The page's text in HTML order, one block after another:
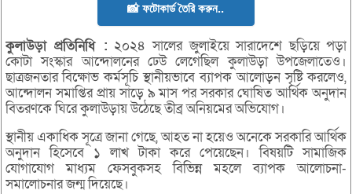
📸 ফটোকার্ড তৈরি করুন..
কুলাউড়াপ্রতিনিধি : ২০২৪ সালের জুলাইয়ে সারাদেশে ছড়িয়ে পড়া
কোটা সংস্কার আন্দোলনের ঢেউ লেগেছিল কুলাউড়া উপজেলাতেও।
ছাত্রজনতার বিক্ষোভ কর্মসূচি স্থানীয়ভাবে ব্যাপক আলোড়ন সৃষ্টি করলেও,
আন্দোলন সমাপ্তির প্রায় সাড়ে ৯ মাস পর সরকার ঘোষিত আর্থিক অনুদান
বিতরণকে ঘিরে কুলাউড়ায় উঠেছে তীব্র অনিয়মের অভিযোগ।
স্থানীয় একাধিক সূত্রে জানা গেছে, আহত না হয়েও অনেকে সরকারি আর্থিক
অনুদান হিসেবে ১ লাখ টাকা করে পেয়েছেন। বিষয়টি সামাজিক
যোগাযোগ মাধ্যম ফেসবুকসহ বিভিন্ন মহলে ব্যাপক আলোচনা-
সমালোচনার জন্ম দিয়েছে।